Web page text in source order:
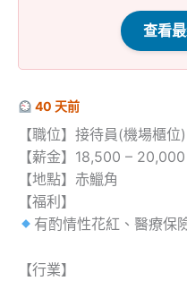
查看
40 天前
【職位】接待員(機場櫃位)
【薪金】18,500 – 20,000
【地點】赤鱲角
【福利】
有酌情性花紅、醫療保
【行業】